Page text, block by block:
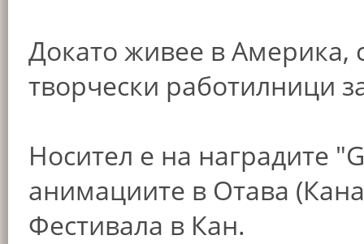
Докато живее в Америка,
творчески работилници
Носител е на наградите
анимациите в Отава
Фестивала в Кан.